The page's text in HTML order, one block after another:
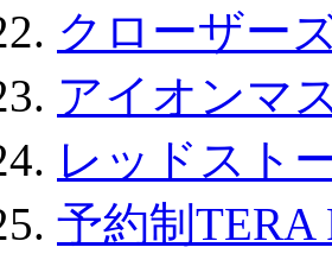
クローザー
アイオンマ
レッドスト
予約制TERA